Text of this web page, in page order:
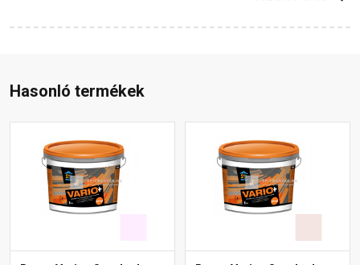
Hasonló termékek